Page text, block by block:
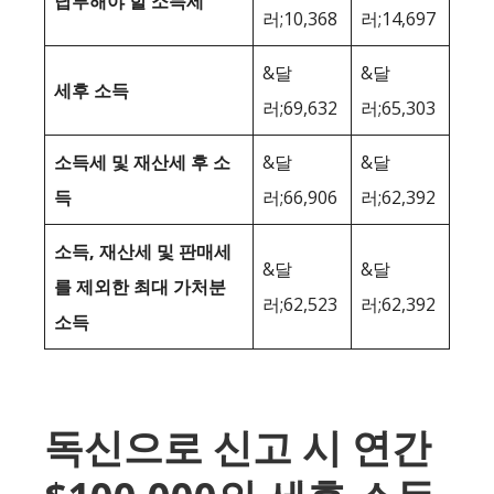
러;10,368 러;14,697
세후 소득
&달
러;69,632
&달
러;65,303
소득세 및 재산세 후 소
득
&달
러;66,906
&달
러;62,392
소득, 재산세 및 판매세
를 제외한 최대 가처분
소득
&달
러;62,523
&달
러;62,392
독신으로 신고 시 연간